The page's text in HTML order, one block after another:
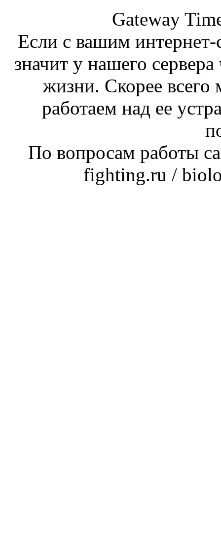
Gateway
Если с вашим интернет-
значит у нашего
жизни. Скорее
работаем над ее
По вопросам работы
fighting.ru /